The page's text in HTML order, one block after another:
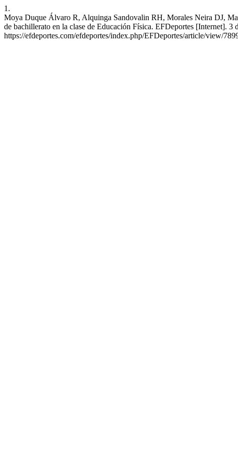
1.
Moya Duque Álvaro R, Alquinga Sandovalin RH, Morales Neira DJ,
de bachillerato en la clase de Educación Física. EFDeportes [Internet].
https://efdeportes.com/efdeportes/index.php/EFDeportes/article/view/